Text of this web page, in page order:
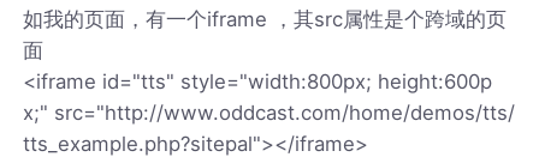
如我的页面，有一个iframe ，其src属性是个跨域的页
面
<iframe id="tts" style="width:800px; height:600p
x;" src="http://www.oddcast.com/home/demos/tts/
tts_example.php?sitepal"></iframe>